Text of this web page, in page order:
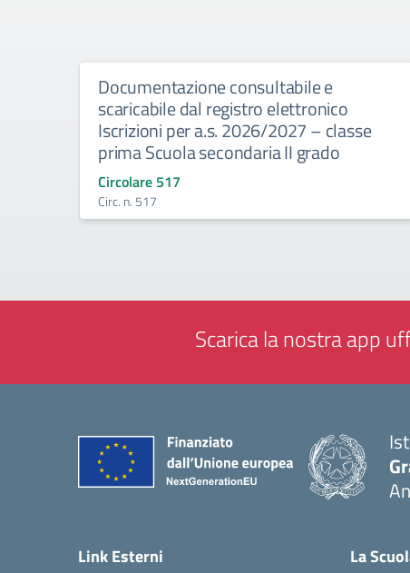
Documentazione consultabile e
scaricabile dal registro elettronico
Iscrizioni per a.s. 2026/2027 – classe
prima Scuola secondaria II grado
Circolare 517
Circ. n. 517
Scarica la nostra app
Link Esterni La